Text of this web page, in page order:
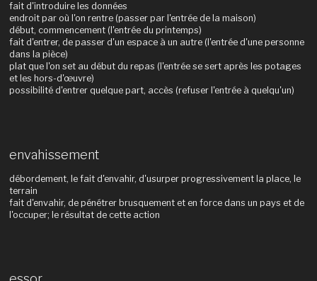
fait d'introduire les données
endroit par où l'on rentre (passer par l'entrée de la maison)
début, commencement (l'entrée du printemps)
fait d'entrer, de passer d'un espace à un autre (l'entrée d'une personne
dans la pièce)
plat que l'on set au début du repas (l'entrée se sert après les potages
et les hors-d'œuvre)
possibilité d'entrer quelque part, accès (refuser l'entrée à quelqu'un)
envahissement
débordement, le fait d'envahir, d'usurper progressivement la place, le
terrain
fait d'envahir, de pénétrer brusquement et en force dans un pays et de
l'occuper; le résultat de cette action